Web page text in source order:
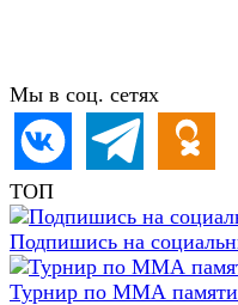
Мы в соц. сетях
ТОП
Подпишись на
Турнир по ММА памяти